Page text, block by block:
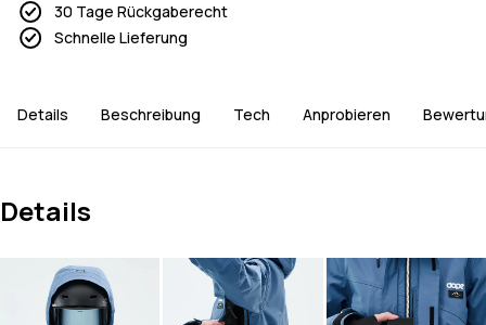
30 Tage Rückgaberecht
Schnelle Lieferung
Details Beschreibung Tech Anprobieren
Details